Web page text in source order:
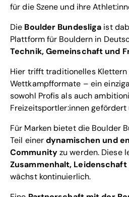
für die Szene und ihre
Die Boulder Bundesliga ist
Plattform für Bouldern in
Technik, Gemeinschaft und
Hier trifft traditionelles Klettern
Wettkampfformate – ein
sowohl Profis als auch
Freizeitsportler:innen
Für Marken bietet die Boulder
Teil einerdynamischen und
Communityzu werden. Diese
Zusammenhalt, Leidenschaft
wächst kontinuierlich.